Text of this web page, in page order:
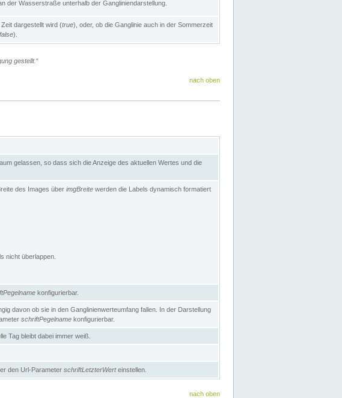
der Wasserstraße unterhalb der Gangliniendarstellung.
dargestellt wird (true), oder, ob die Ganglinie auch in der Sommerzeit
false).
gestellt.“
nach oben
gelassen, so dass sich die Anzeige des aktuellen Wertes und die
des Images über imgBreite werden die Labels dynamisch formatiert
nicht überlappen.
konfigurierbar.
davon ob sie in den Ganglinienwerteumfang fallen. In der Darstellung
schriftPegelname konfigurierbar.
Tag bleibt dabei immer weiß.
den Url-Parameter schriftLetzterWerteinstellen.
nach oben